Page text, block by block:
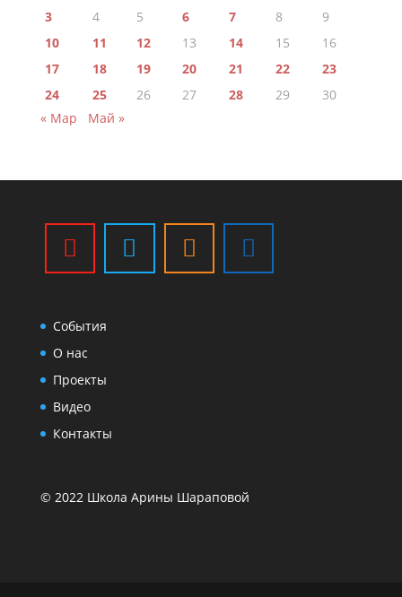
3
4 5 6 7 8
9
10
11 12 13 14 15
16
17
18 19 20 21 22
23
24
25 26 27 28 29
30
« Мар
Май »
События
О нас
Проекты
Видео
Контакты
© 2022 Школа Арины Шараповой